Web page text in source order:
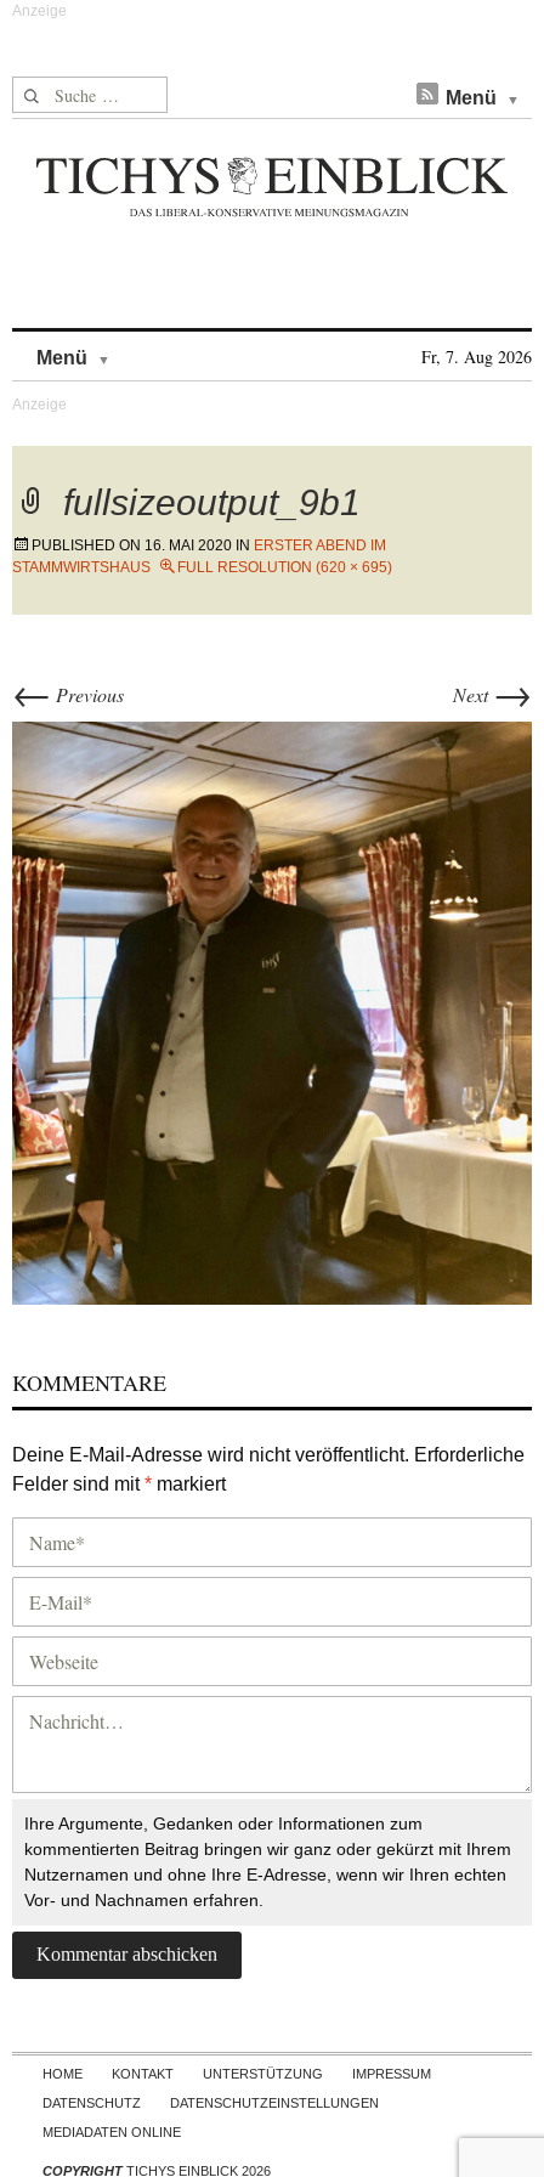
Suche nach: Menü
Menü Fr, 7. Aug 2026
fullsizeoutput_9b1
PUBLISHED ON 16. MAI 2020 IN ERSTER ABEND IM
STAMMWIRTSHAUS
FULL RESOLUTION (620 × 695)
← Previous Next →
KOMMENTARE
Deine E-Mail-Adresse wird nicht veröffentlicht. Erforderliche
Felder sind mit* markiert
Ihre Argumente, Gedanken oder Informationen zum
kommentierten Beitrag bringen wir ganz oder gekürzt mit Ihrem
Nutzernamen und ohne Ihre E-Adresse, wenn wir Ihren echten
Vor- und Nachnamen erfahren.
Skip to content
HOME KONTAKT UNTERSTÜTZUNG
IMPRESSUM
DATENSCHUTZ
DATENSCHUTZEINSTELLUNGEN
MEDIADATEN ONLINE
COPYRIGHTTICHYS EINBLICK 2026